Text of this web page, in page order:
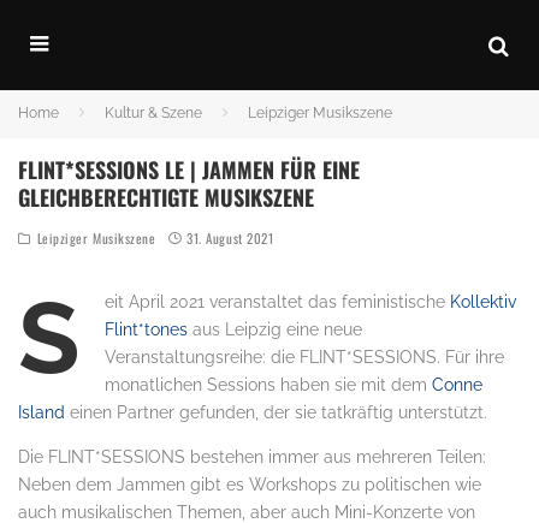
Home Kultur & Szene Leipziger Musikszene
FLINT*SESSIONS LE | JAMMEN FÜR EINE
GLEICHBERECHTIGTE MUSIKSZENE
Leipziger Musikszene 31. August 2021
S eit April 2021 veranstaltet das feministische Kollektiv
Flint*tones aus Leipzig eine neue
Veranstaltungsreihe: die FLINT*SESSIONS. Für ihre
monatlichen Sessions haben sie mit dem Conne
Island einen Partner gefunden, der sie tatkräftig unterstützt.
Die FLINT*SESSIONS bestehen immer aus mehreren Teilen:
Neben dem Jammen gibt es Workshops zu politischen wie
auch musikalischen Themen, aber auch Mini-Konzerte von